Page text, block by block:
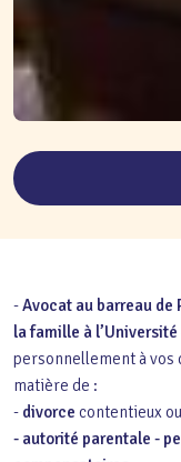
-Avocat au barreau de
la famille à l’Université
personnellement à vos
matière de :
- divorce contentieux ou
- autorité parentale -